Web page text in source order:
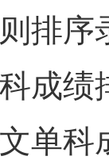
排序
成绩
单科